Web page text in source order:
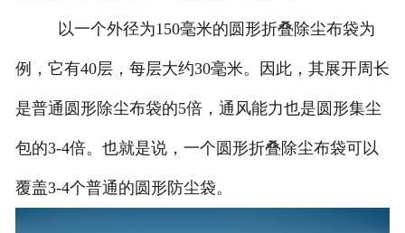
以一个外径为150毫米的圆形折叠除尘布袋为
例，它有40层，每层大约30毫米。因此，其展开周长
是普通圆形除尘布袋的5倍，通风能力也是圆形集尘
包的3-4倍。也就是说，一个圆形折叠除尘布袋可以
覆盖3-4个普通的圆形防尘袋。